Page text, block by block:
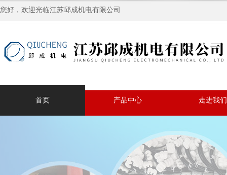
您好，欢迎光临江苏邱成机电有限公司
首页 产品中心 走进我们